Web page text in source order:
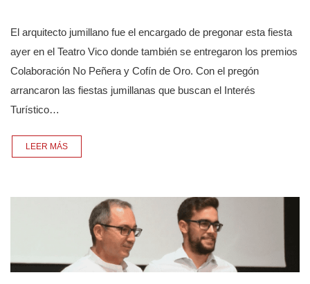
El arquitecto jumillano fue el encargado de pregonar esta fiesta
ayer en el Teatro Vico donde también se entregaron los premios
Colaboración No Peñera y Cofín de Oro. Con el pregón
arrancaron las fiestas jumillanas que buscan el Interés
Turístico…
LEER MÁS